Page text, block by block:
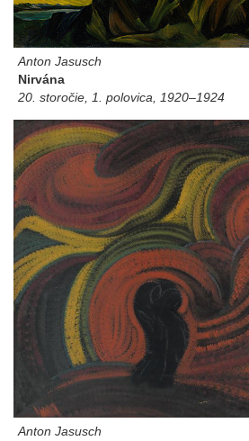
Anton Jasusch
Nirvána
20. storočie, 1. polovica, 1920–1924
Anton Jasusch